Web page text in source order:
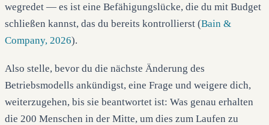
wegredet — es ist eine Befähigungslücke, die du mit Budget
schließen kannst, das du bereits kontrollierst (Bain &
Company, 2026).
Also stelle, bevor du die nächste Änderung des
Betriebsmodells ankündigst, eine Frage und weigere dich,
weiterzugehen, bis sie beantwortet ist: Was genau erhalten
die 200 Menschen in der Mitte, um dies zum Laufen zu